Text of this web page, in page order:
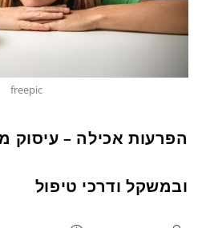
freepic
הפרעות אכילה – עיסוק
ובמשקל ודרכי טיפול